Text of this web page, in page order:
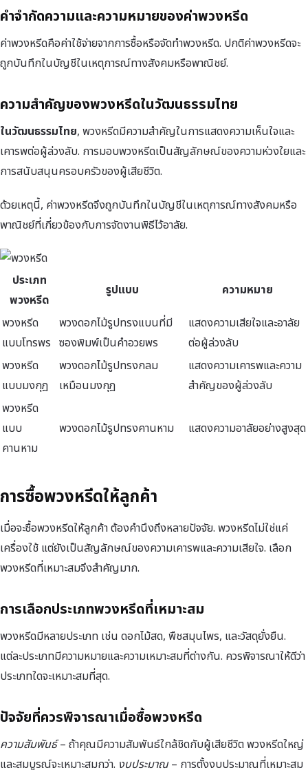
คำจำกัดความและความหมายของค่าพวงหรีด
ค่าพวงหรีดคือค่าใช้จ่ายจากการซื้อหรือจัดทำพวงหรีด. ปกติค่าพวงหรีดจะ
ถูกบันทึกในบัญชีในเหตุการณ์ทางสังคมหรือพาณิชย์.
ความสำคัญของพวงหรีดในวัฒนธรรมไทย
ในวัฒนธรรมไทย, พวงหรีดมีความสำคัญในการแสดงความเห็นใจและ
เคารพต่อผู้ล่วงลับ. การมอบพวงหรีดเป็นสัญลักษณ์ของความห่วงใยและ
การสนับสนุนครอบครัวของผู้เสียชีวิต.
ด้วยเหตุนี้, ค่าพวงหรีดจึงถูกบันทึกในบัญชีในเหตุการณ์ทางสังคมหรือ
พาณิชย์ที่เกี่ยวข้องกับการจัดงานพิธีไว้อาลัย.
ประเภท
พวงหรีด
รูปแบบ
ความหมาย
พวงหรีด
แบบโทรพร
พวงดอกไม้รูปทรงแบนที่มี
ซองพิมพ์เป็นคำอวยพร
แสดงความเสียใจและอาลัย
ต่อผู้ล่วงลับ
พวงหรีด
แบบมงกุฎ
พวงดอกไม้รูปทรงกลม
เหมือนมงกุฎ
แสดงความเคารพและความ
สำคัญของผู้ล่วงลับ
พวงหรีด
แบบ
คานหาม
พวงดอกไม้รูปทรงคานหาม แสดงความอาลัยอย่างสูงสุด
การซื้อพวงหรีดให้ลูกค้า
เมื่อจะซื้อพวงหรีดให้ลูกค้า ต้องคำนึงถึงหลายปัจจัย. พวงหรีดไม่ใช่แค่
เครื่องใช้ แต่ยังเป็นสัญลักษณ์ของความเคารพและความเสียใจ. เลือก
พวงหรีดที่เหมาะสมจึงสำคัญมาก.
การเลือกประเภทพวงหรีดที่เหมาะสม
พวงหรีดมีหลายประเภท เช่น ดอกไม้สด, พืชสมุนไพร, และวัสดุยั่งยืน.
แต่ละประเภทมีความหมายและความเหมาะสมที่ต่างกัน. ควรพิจารณาให้ดีว่า
ประเภทใดจะเหมาะสมที่สุด.
ปัจจัยที่ควรพิจารณาเมื่อซื้อพวงหรีด
ความสัมพันธ์– ถ้าคุณมีความสัมพันธ์ใกล้ชิดกับผู้เสียชีวิต พวงหรีดใหญ่
และสมบูรณ์จะเหมาะสมกว่า. งบประมาณ– การตั้งงบประมาณที่เหมาะสม